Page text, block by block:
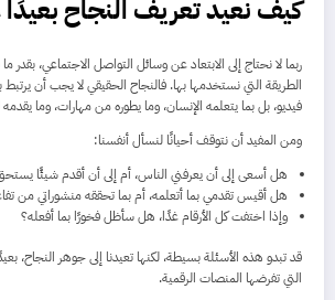
كيف نعيد تعريف النجاح بعيدًا
ربما لا نحتاج إلى الابتعاد عن وسائل التواصل الاجتماعي، بقدر
الطريقة التي نستخدمها بها. فالنجاح الحقيقي لا يجب أن
فيديو، بل بما يتعلمه الإنسان، وما يطوره من مهارات، وما
ومن المفيد أن نتوقف أحيانًا لنسأل أنفسنا:
هل أسعى إلى أن يعرفني الناس، أم إلى أن أقدم شيئًا
هل أقيس تقدمي بما أتعلمه، أم بما تحققه منشوراتي من
وإذا اختفت كل الأرقام غدًا، هل سأظل فخورًا بما أفعله؟
قد تبدو هذه الأسئلة بسيطة، لكنها تعيدنا إلى جوهر النجاح،
التي تفرضها المنصات الرقمية.